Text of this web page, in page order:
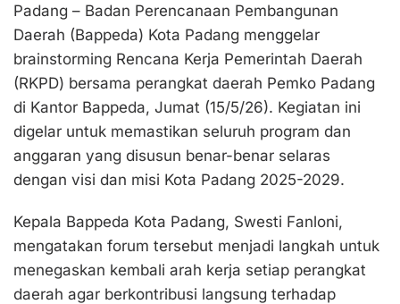
Padang – Badan Perencanaan Pembangunan
Daerah (Bappeda) Kota Padang menggelar
brainstorming Rencana Kerja Pemerintah Daerah
(RKPD) bersama perangkat daerah Pemko Padang
di Kantor Bappeda, Jumat (15/5/26). Kegiatan ini
digelar untuk memastikan seluruh program dan
anggaran yang disusun benar-benar selaras
dengan visi dan misi Kota Padang 2025-2029.
Kepala Bappeda Kota Padang, Swesti Fanloni,
mengatakan forum tersebut menjadi langkah untuk
menegaskan kembali arah kerja setiap perangkat
daerah agar berkontribusi langsung terhadap